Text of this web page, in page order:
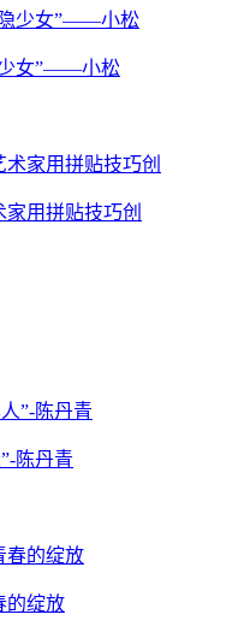
少女”——小松
用拼贴技巧创
陈丹青
的绽放